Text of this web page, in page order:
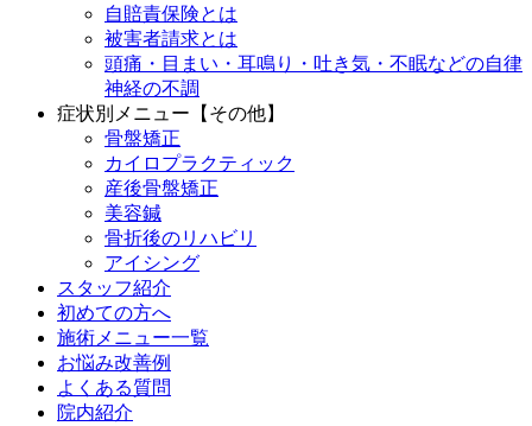
自賠責保険とは
被害者請求とは
頭痛・目まい・耳鳴り・吐き気・不眠などの自律
神経の不調
症状別メニュー【その他】
骨盤矯正
カイロプラクティック
産後骨盤矯正
美容鍼
骨折後のリハビリ
アイシング
スタッフ紹介
初めての方へ
施術メニュー一覧
お悩み改善例
よくある質問
院内紹介